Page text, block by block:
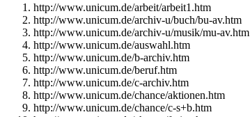
http://www.unicum.de/arbeit/arbeit1.htm
http://www.unicum.de/archiv-u/buch/bu-av.htm
http://www.unicum.de/archiv-u/musik/mu-av.htm
http://www.unicum.de/auswahl.htm
http://www.unicum.de/b-archiv.htm
http://www.unicum.de/beruf.htm
http://www.unicum.de/c-archiv.htm
http://www.unicum.de/chance/aktionen.htm
http://www.unicum.de/chance/c-s+b.htm